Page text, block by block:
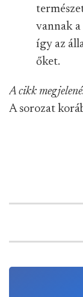
vannak
így az
őket.
A cikk
A sorozat